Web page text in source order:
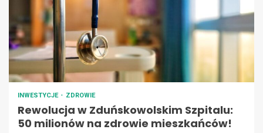
INWESTYCJE ZDROWIE
Rewolucja w Zduńskowolskim Szpitalu:
50 milionów na zdrowie mieszkańców!